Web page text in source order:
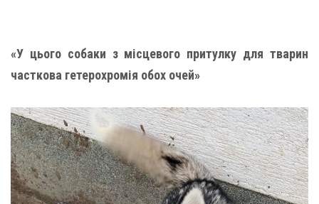
«У цього собаки з місцевого притулку для тварин
часткова гетерохромія обох очей»